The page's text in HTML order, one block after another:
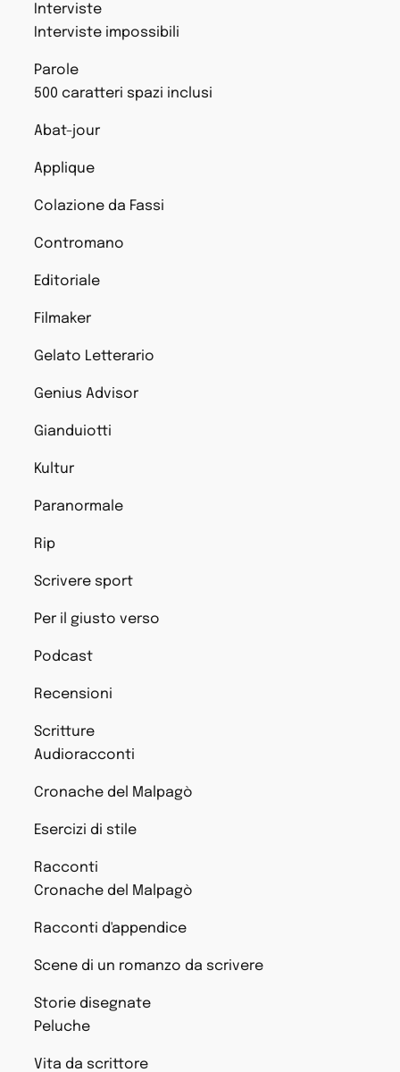
Interviste
Interviste impossibili
Parole
500 caratteri spazi inclusi
Abat-jour
Applique
Colazione da Fassi
Contromano
Editoriale
Filmaker
Gelato Letterario
Genius Advisor
Gianduiotti
Kultur
Paranormale
Rip
Scrivere sport
Per il giusto verso
Podcast
Recensioni
Scritture
Audioracconti
Cronache del Malpagò
Esercizi di stile
Racconti
Cronache del Malpagò
Racconti d'appendice
Scene di un romanzo da scrivere
Storie disegnate
Peluche
Vita da scrittore